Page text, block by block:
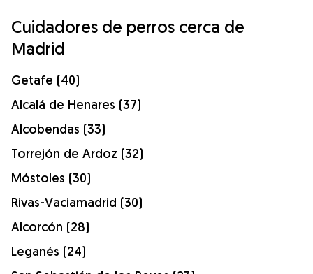
Cuidadores de perros cerca de
Madrid
Getafe (40)
Alcalá de Henares (37)
Alcobendas (33)
Torrejón de Ardoz (32)
Móstoles (30)
Rivas-Vaciamadrid (30)
Alcorcón (28)
Leganés (24)